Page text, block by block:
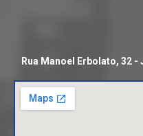
Rua Manoel Erbolato, 32